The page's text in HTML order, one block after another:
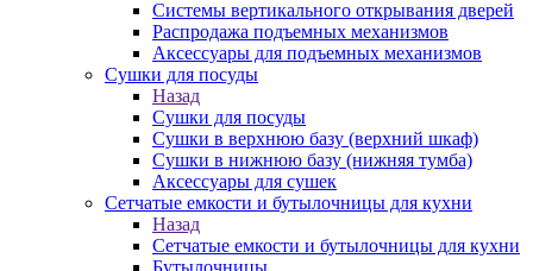
Системы вертикального открывания дверей
Распродажа подъемных механизмов
Аксессуары для подъемных механизмов
Сушки для посуды
Назад
Сушки для посуды
Сушки в верхнюю базу (верхний шкаф)
Сушки в нижнюю базу (нижняя тумба)
Аксессуары для сушек
Сетчатые емкости и бутылочницы для кухни
Назад
Сетчатые емкости и бутылочницы для кухни
Бутылочницы